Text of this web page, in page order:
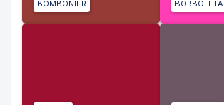
BOMBONIER BORBOLETA